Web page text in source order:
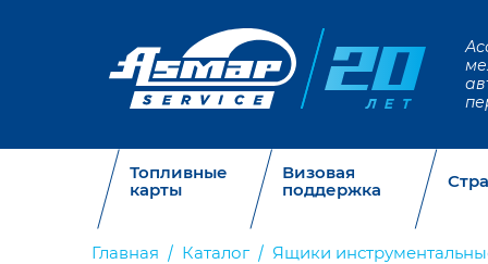
Топливные
карты
Визовая
поддержка
Главная Каталог Ящики